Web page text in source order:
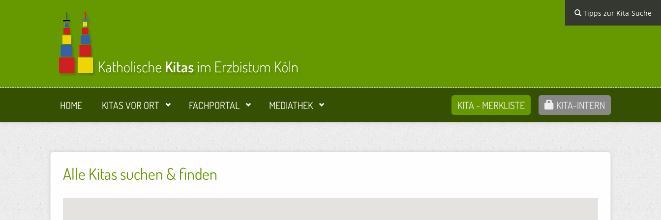
Tipps zur Kita-Suche
HOME KITAS VOR ORT FACHPORTAL MEDIATHEK KITA-INTERN
KITA - MERKLISTE
Alle Kitas suchen & finden